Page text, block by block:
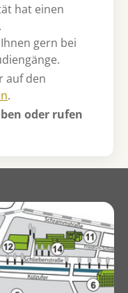
hat einen
gern bei
auf den
.
oder rufen